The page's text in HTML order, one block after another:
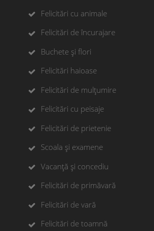
Felicitări cu animale
Felicitări de încurajare
Buchete și flori
Felicitări haioase
Felicitări de mulțumire
Felicitări cu peisaje
Felicitări de prietenie
Scoala și examene
Vacanță și concediu
Felicitări de primăvară
Felicitări de vară
Felicitări de toamnă